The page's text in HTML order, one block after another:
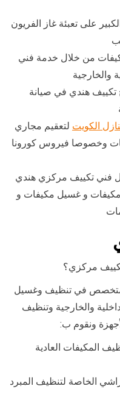
على تعبئة غاز الفريون
من خلال خدمة فني
والخارجية
تكييف هندي في صيانة
الكويت لتعقيم مجاري
وخصوصا فيروس كورونا
فني تكييف مركزي هندي
و غسيل مكيفات و
مركزي؟
في تنظيف وغسيل
والخارجية وتنظيف
ونقوم ب:
المكيفات العادية
الخاصة لتنظيف المبرد